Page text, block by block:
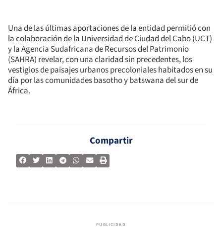
Una de las últimas aportaciones de la entidad permitió con
la colaboración de la Universidad de Ciudad del Cabo (UCT)
y la Agencia Sudafricana de Recursos del Patrimonio
(SAHRA) revelar, con una claridad sin precedentes, los
vestigios de paisajes urbanos precoloniales habitados en su
día por las comunidades basotho y batswana del sur de
África.
Compartir
PUBLICIDAD